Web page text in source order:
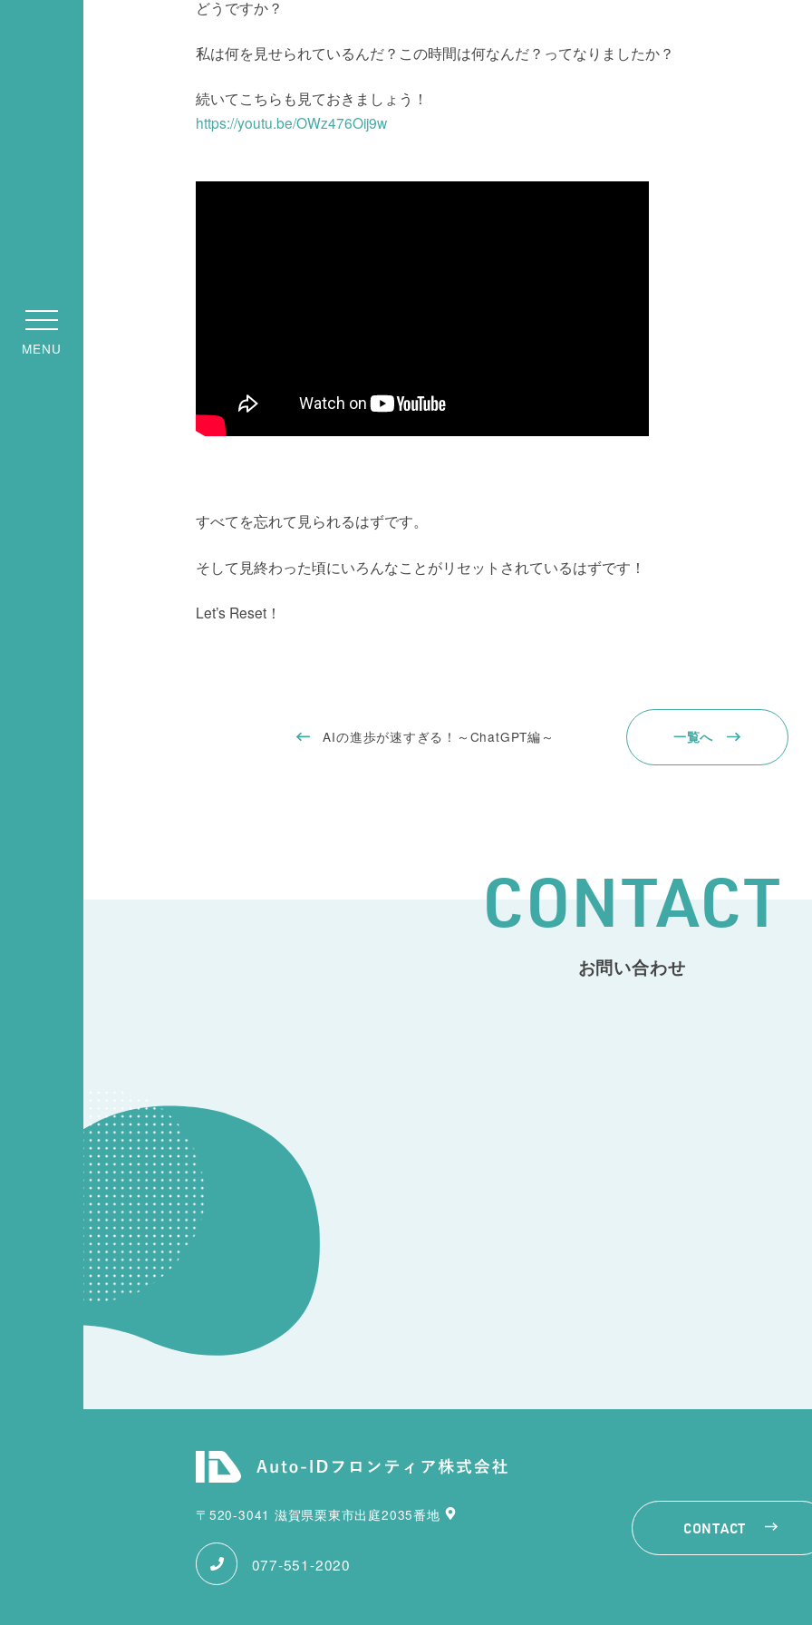
MENU
どうですか？
私は何を見せられているんだ？この時間は何なんだ？ってなりましたか？
続いてこちらも見ておきましょう！
https://youtu.be/OWz476Oij9w
すべてを忘れて見られるはずです。
そして見終わった頃にいろんなことがリセットされているはずです！
Let’s Reset！
AIの進歩が速すぎる！～ChatGPT編～ 一覧へ
CONTACT
お問い合わせ
〒520-3041 滋賀県栗東市出庭2035番地
077-551-2020
CONTACT